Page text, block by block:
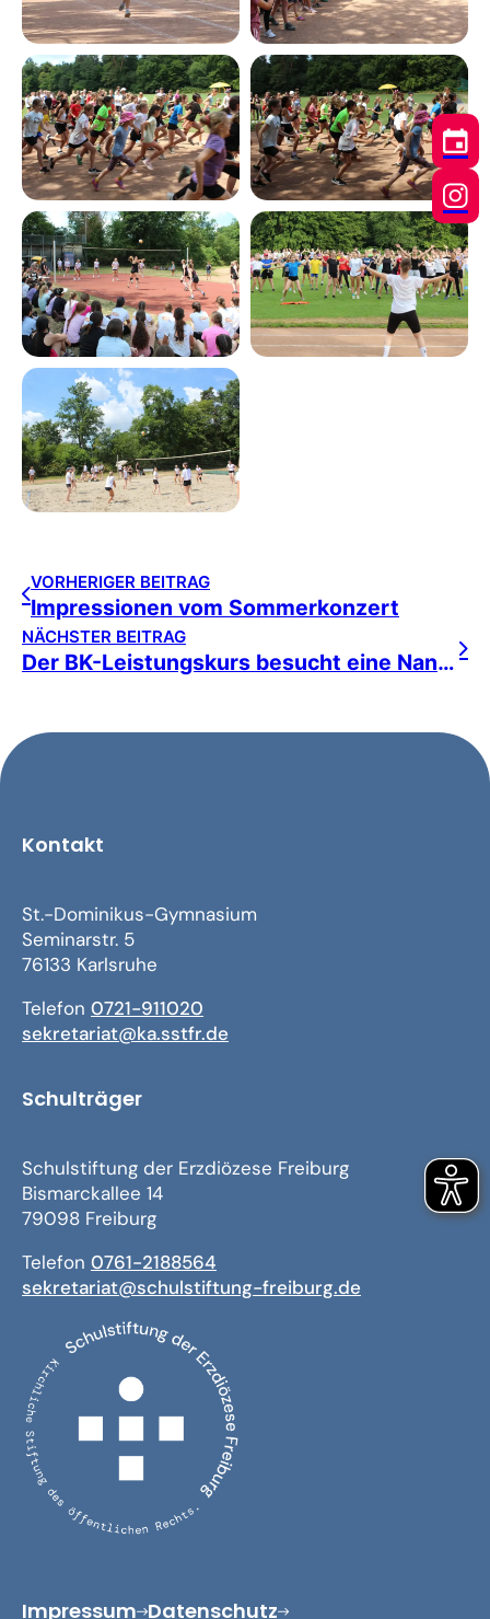
VORHERIGER BEITRAG
Impressionen vom Sommerkonzert
NÄCHSTER BEITRAG
Der BK-Leistungskurs besucht eine Nanne-Meyer-Ausstellung
Kontakt
St.-Dominikus-Gymnasium
Seminarstr. 5
76133 Karlsruhe
Telefon 0721-911020
sekretariat@ka.sstfr.de
Schulträger
Schulstiftung der Erzdiözese Freiburg
Bismarckallee 14
79098 Freiburg
Telefon 0761-2188564
sekretariat@schulstiftung-freiburg.de
Impressum Datenschutz